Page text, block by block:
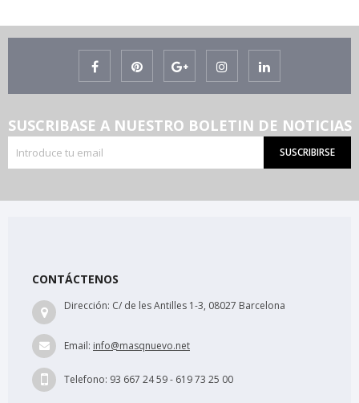
SUSCRIBASE A NUESTRO BOLETIN DE NOTICIAS
SUSCRIBIRSE
CONTÁCTENOS
Dirección: C/ de les Antilles 1-3, 08027 Barcelona
Email: info@masqnuevo.net
Telefono: 93 667 24 59 - 619 73 25 00